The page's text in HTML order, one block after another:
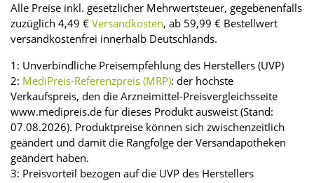
Alle Preise inkl. gesetzlicher Mehrwertsteuer, gegebenenfalls
zuzüglich 4,49 € Versandkosten, ab 59,99 € Bestellwert
versandkostenfrei innerhalb Deutschlands.
1: Unverbindliche Preisempfehlung des Herstellers (UVP)
2: MediPreis-Referenzpreis (MRP): der höchste
Verkaufspreis, den die Arzneimittel-Preisvergleichsseite
www.medipreis.de für dieses Produkt ausweist (Stand:
07.08.2026). Produktpreise können sich zwischenzeitlich
geändert und damit die Rangfolge der Versandapotheken
geändert haben.
3: Preisvorteil bezogen auf die UVP des Herstellers